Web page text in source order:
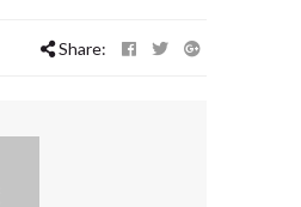
Share: